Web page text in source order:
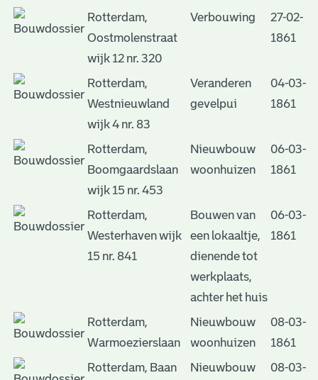
Rotterdam,
Oostmolenstraat
wijk 12 nr. 320
Verbouwing
27-02-
1861
Rotterdam,
Westnieuwland
wijk 4 nr. 83
Veranderen
gevelpui
04-03-
1861
Rotterdam,
Boomgaardslaan
wijk 15 nr. 453
Nieuwbouw
woonhuizen
06-03-
1861
Rotterdam,
Westerhaven wijk
15 nr. 841
Bouwen van
een lokaaltje,
dienende tot
werkplaats,
achter het huis
06-03-
1861
Rotterdam,
Warmoezierslaan
Nieuwbouw
woonhuizen
08-03-
1861
Rotterdam, Baan
Nieuwbouw
08-03-